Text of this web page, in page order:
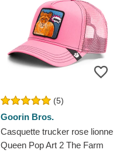
(5)
Goorin Bros.
Casquette trucker rose lionne
Queen Pop Art 2 The Farm